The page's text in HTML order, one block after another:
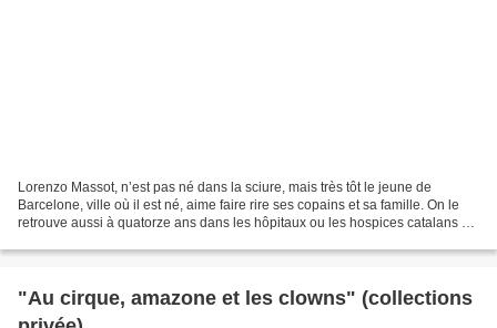
Lorenzo Massot, n’est pas né dans la sciure, mais très tôt le jeune de
Barcelone, ville où il est né, aime faire rire ses copains et sa famille. On le
retrouve aussi à quatorze ans dans les hôpitaux ou les hospices catalans où
"Au cirque, amazone et les clowns" (collections